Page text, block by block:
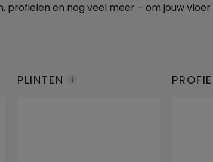
profielen en nog veel meer – om jouw
PLINTEN